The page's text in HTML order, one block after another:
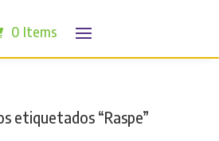
0 Items
etiquetados “Raspe”